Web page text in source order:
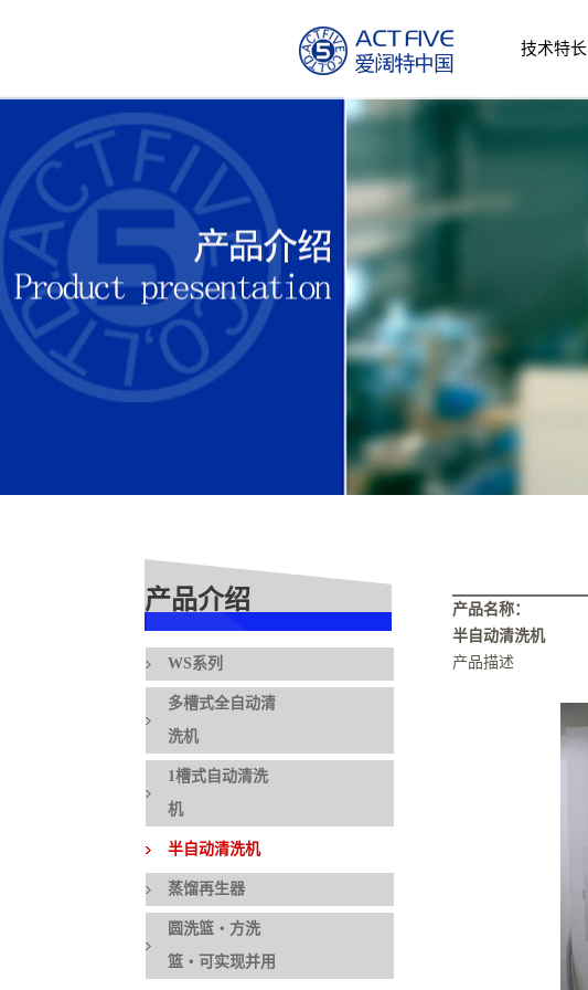
技术特长
产品介绍
WS系列
多槽式全自动清
洗机
1槽式自动清洗
机
半自动清洗机
蒸馏再生器
圆洗篮・方洗
篮・可实现并用
产品名称：
半自动清洗机
产品描述